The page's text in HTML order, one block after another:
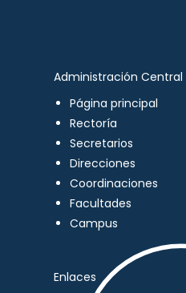
Administración Central
Página principal
Rectoría
Secretarios
Direcciones
Coordinaciones
Facultades
Campus
Enlaces